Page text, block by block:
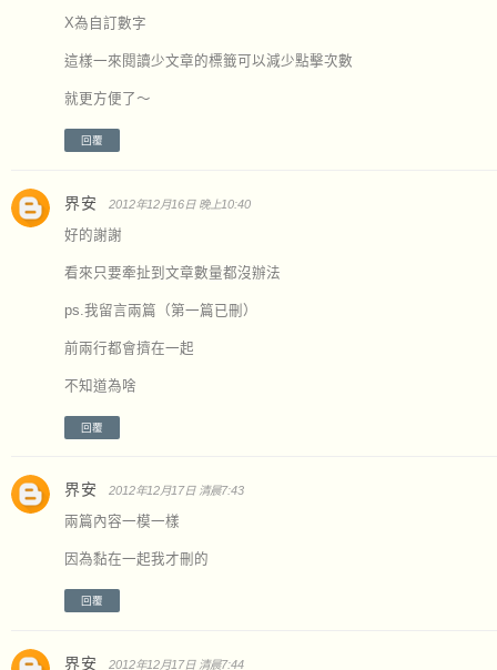
X為自訂數字
這樣一來閱讀少文章的標籤可以減少點擊次數
就更方便了～
回覆
界安 2012年12月16日 晚上10:40
好的謝謝
看來只要牽扯到文章數量都沒辦法
ps.我留言兩篇（第一篇已刪）
前兩行都會擠在一起
不知道為啥
回覆
界安 2012年12月17日 清晨7:43
兩篇內容一模一樣
因為黏在一起我才刪的
回覆
界安 2012年12月17日 清晨7:44